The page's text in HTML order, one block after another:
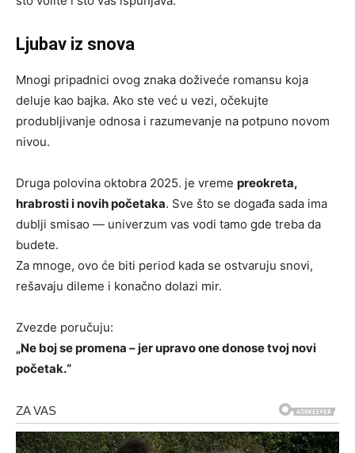
Ljubav iz snova
Mnogi pripadnici ovog znaka doživeće romansu koja
deluje kao bajka. Ako ste već u vezi, očekujte
produbljivanje odnosa i razumevanje na potpuno novom
nivou.
Druga polovina oktobra 2025. je vreme preokreta,
hrabrosti i novih početaka. Sve što se događa sada ima
dublji smisao — univerzum vas vodi tamo gde treba da
budete.
Za mnoge, ovo će biti period kada se ostvaruju snovi,
rešavaju dileme i konačno dolazi mir.
Zvezde poručuju:
„Ne boj se promena – jer upravo one donose tvoj novi
početak.“